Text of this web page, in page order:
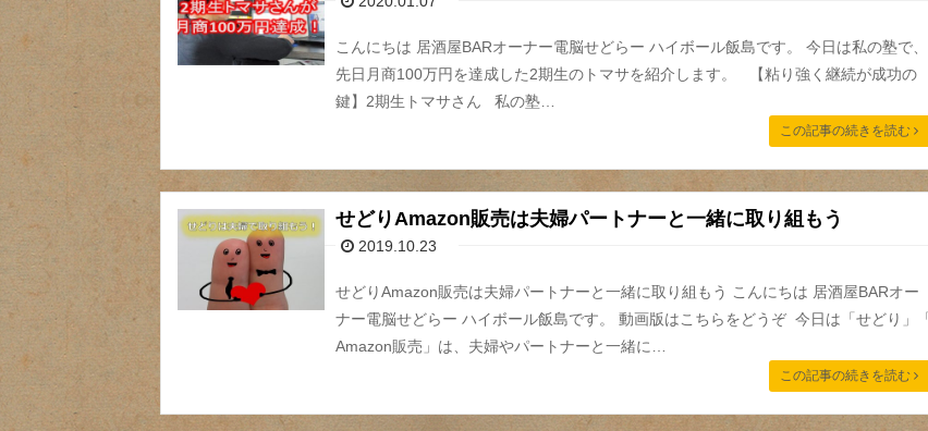
こんにちは 居酒屋BARオーナー電脳せどらー ハイボール飯島です。 今日は私の塾で、
先日月商100万円を達成した2期生のトマサを紹介します。 【粘り強く継続が成功の
鍵】2期生トマサさん 私の塾…
この記事の続きを読む
せどりAmazon販売は夫婦パートナーと一緒に取り組もう
2019.10.23
せどりAmazon販売は夫婦パートナーと一緒に取り組もう こんにちは 居酒屋BARオー
ナー電脳せどらー ハイボール飯島です。 動画版はこちらをどうぞ 今日は「せどり」「
Amazon販売」は、夫婦やパートナーと一緒に…
この記事の続きを読む